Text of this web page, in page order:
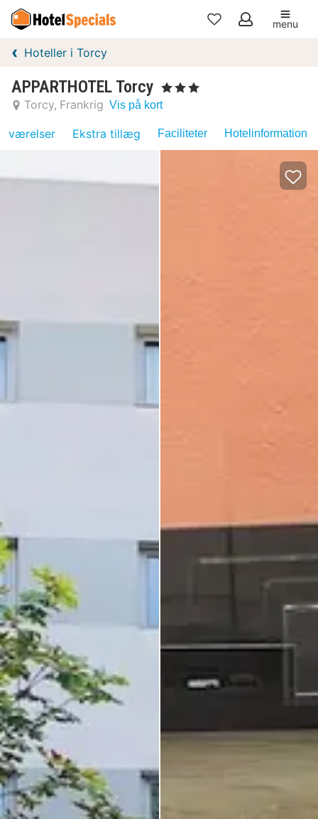
Mine
menu
Hoteller i Torcy
APPARTHOTEL Torcy , 3 Stjerner
Torcy Frankrig Vis på kort
værelser Ekstra tillæg Faciliteter Hotelinformation